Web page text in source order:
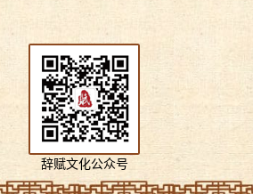
辞赋文化公众号